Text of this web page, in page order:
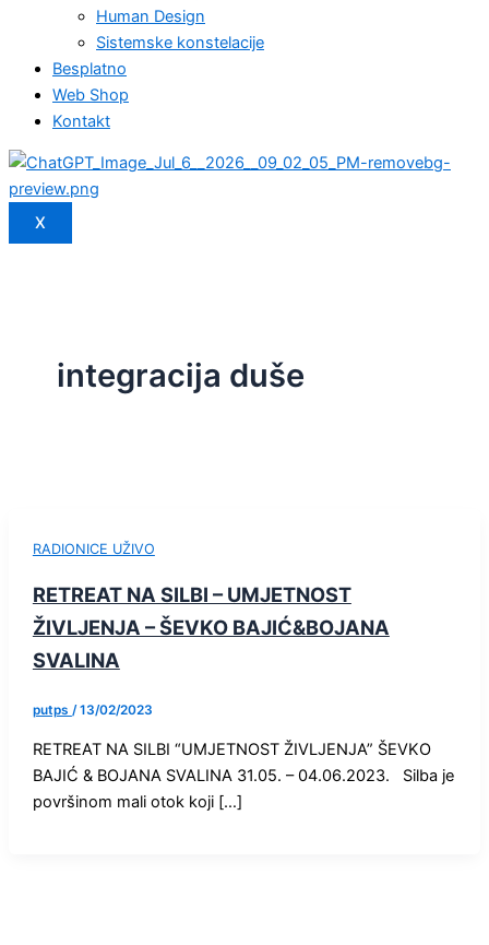
Human Design
Sistemske konstelacije
Besplatno
Web Shop
Kontakt
X
integracija duše
RADIONICE UŽIVO
RETREAT NA SILBI – UMJETNOST
ŽIVLJENJA – ŠEVKO BAJIĆ&BOJANA
SVALINA
putps /13/02/2023
RETREAT NA SILBI “UMJETNOST ŽIVLJENJA” ŠEVKO
BAJIĆ & BOJANA SVALINA 31.05. – 04.06.2023. Silba je
površinom mali otok koji […]